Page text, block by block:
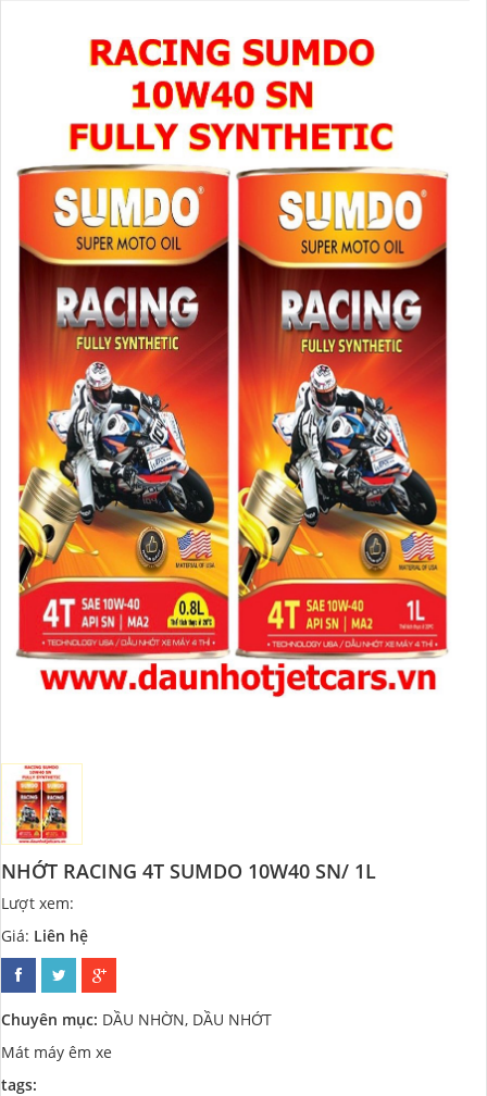
NHỚT RACING 4T SUMDO 10W40 SN/ 1L
Lượt xem:
Giá: Liên hệ
Chuyên mục: DẦU NHỜN, DẦU NHỚT
Mát máy êm xe
tags: